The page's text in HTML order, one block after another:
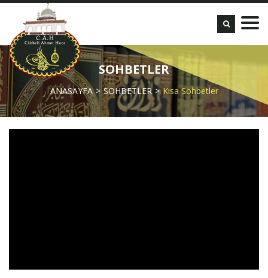
SOHBETLER
ANASAYFA SOHBETLER Kısa Sohbetler